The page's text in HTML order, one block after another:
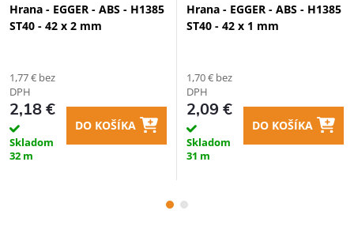
Hrana - EGGER - ABS - H1385
ST40 - 42 x 2 mm
1,77 € bez
DPH
2,18 €
Skladom
32 m
DO KOŠÍKA
Hrana - EGGER - ABS - H1385
ST40 - 42 x 1 mm
1,70 € bez
DPH
2,09 €
Skladom
31 m
DO KOŠÍKA